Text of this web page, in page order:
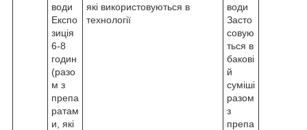
води
Експо
зиція
6-8
годин
(разо
м з
препа
ратам
и, які
які використовуються в
технології
води
Засто
совую
ться в
бакові
й
суміші
разом
з
препа